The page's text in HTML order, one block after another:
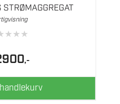
★★★
,-